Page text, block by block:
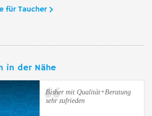
für Taucher
in der Nähe
Bisher mit Qualität+Beratung
sehr zufrieden